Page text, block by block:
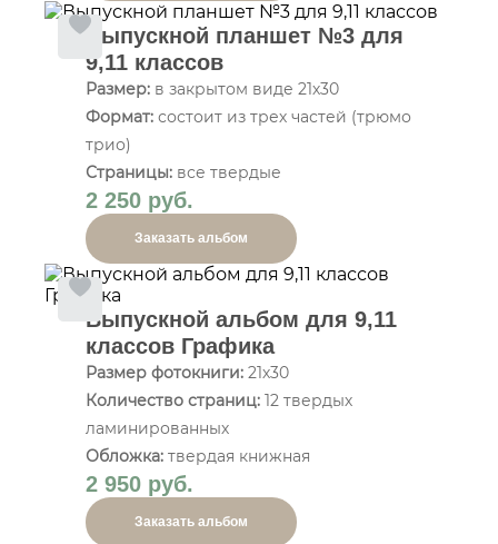
Выпускной планшет №3 для
9,11 классов
Размер: в закрытом виде 21х30
Формат: состоит из трех частей (трюмо
трио)
Страницы: все твердые
2 250 руб.
Заказать альбом
Выпускной альбом для 9,11
классов Графика
Размер фотокниги: 21х30
Количество страниц: 12 твердых
ламинированных
Обложка: твердая книжная
2 950 руб.
Заказать альбом